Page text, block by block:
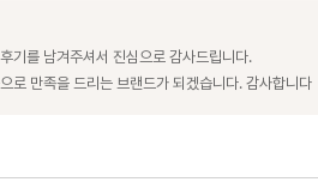
기를 남겨주셔서 진심으로 감사드립니다.
로 만족을 드리는 브랜드가 되겠습니다. 감사합니다